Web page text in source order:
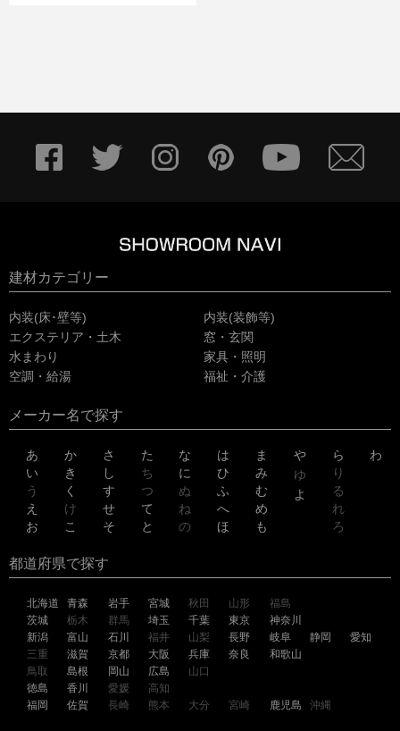
建材カテゴリー
内装(床･壁等)
内装(装飾等)
エクステリア・土木
窓・玄関
水まわり
家具・照明
空調・給湯
福祉・介護
メーカー名で探す
あ
い
う
え
お
か
き
く
け
こ
さ
し
す
せ
そ
た
ち
つ
て
と
な
に
ぬ
ね
の
は
ひ
ふ
へ
ほ
ま
み
む
め
も
や
ゆ
よ
ら
り
る
れ
ろ
わ
都道府県で探す
北海道 青森 岩手 宮城 秋田 山形
福島
茨城
栃木 群馬 埼玉 千葉 東京
神奈川
新潟
富山 石川 福井 山梨 長野 岐阜 静岡
愛知
三重
滋賀 京都 大阪 兵庫 奈良
和歌山
鳥取
島根 岡山 広島
山口
徳島
香川 愛媛
高知
福岡
佐賀 長崎 熊本 大分 宮崎 鹿児島 沖縄